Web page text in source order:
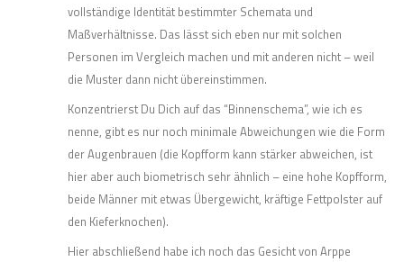
vollständige Identität bestimmter Schemata und
Maßverhältnisse. Das lässt sich eben nur mit solchen
Personen im Vergleich machen und mit anderen nicht – weil
die Muster dann nicht übereinstimmen.
Konzentrierst Du Dich auf das “Binnenschema”, wie ich es
nenne, gibt es nur noch minimale Abweichungen wie die Form
der Augenbrauen (die Kopfform kann stärker abweichen, ist
hier aber auch biometrisch sehr ähnlich – eine hohe Kopfform,
beide Männer mit etwas Übergewicht, kräftige Fettpolster auf
den Kieferknochen).
Hier abschließend habe ich noch das Gesicht von Arppe